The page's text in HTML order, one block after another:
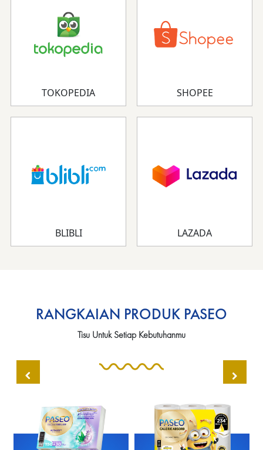
TOKOPEDIA SHOPEE
BLIBLI LAZADA
RANGKAIAN PRODUK PASEO
Tisu Untuk Setiap Kebutuhanmu